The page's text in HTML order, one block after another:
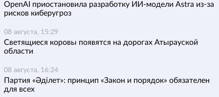
OpenAI приостановила разработку ИИ-модели Astra из-за
рисков киберугроз
08 августа, 15:29
Светящиеся коровы появятся на дорогах Атырауской
области
08 августа, 16:24
Партия «Әділет»: принцип «Закон и порядок» обязателен
для всех